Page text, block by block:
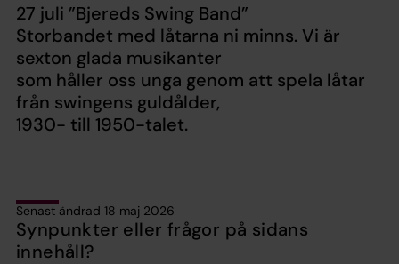
27 juli ”Bjereds Swing Band”
Storbandet med låtarna ni minns. Vi är
sexton glada musikanter
som håller oss unga genom att spela låtar
från swingens guldålder,
1930- till 1950-talet.
Senast ändrad 18 maj 2026
Synpunkter eller frågor på sidans
innehåll?